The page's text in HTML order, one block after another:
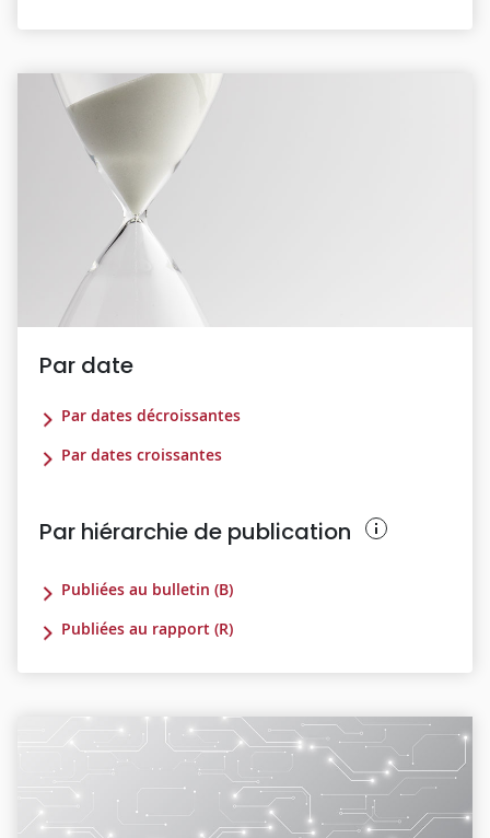
Par date
Par dates décroissantes
Par dates croissantes
Par hiérarchie de publication
Publiées au bulletin (B)
Publiées au rapport (R)